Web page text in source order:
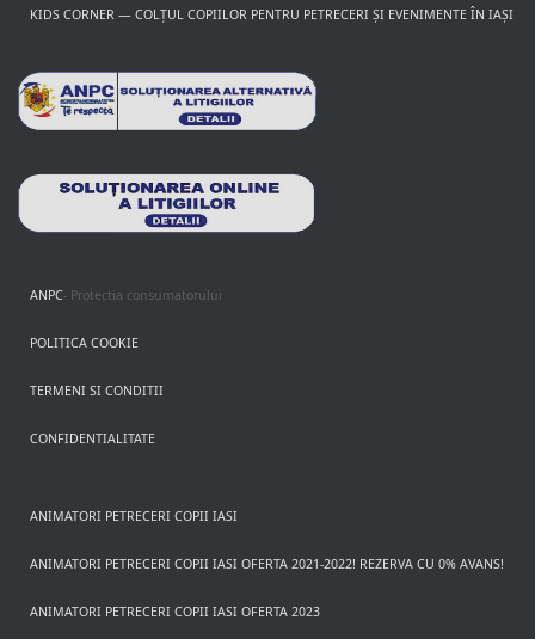
KIDS CORNER — COLȚUL COPIILOR PENTRU PETRECERI ȘI EVENIMENTE ÎN IAȘI
ANPC- Protectia consumatorului
POLITICA COOKIE
TERMENI SI CONDITII
CONFIDENTIALITATE
ANIMATORI PETRECERI COPII IASI
ANIMATORI PETRECERI COPII IASI OFERTA 2021-2022! REZERVA CU 0% AVANS!
ANIMATORI PETRECERI COPII IASI OFERTA 2023